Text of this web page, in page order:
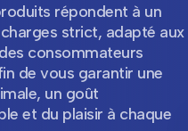
répondent à un
strict, adapté aux
consommateurs
de vous garantir une
un goût
et du plaisir à chaque